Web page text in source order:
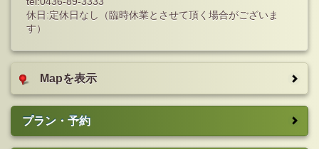
休日:定休日なし（臨時休業とさせて頂く場合がございま
す）
Mapを表示
プラン・予約